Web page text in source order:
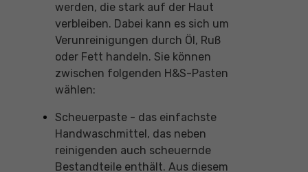
werden, die stark auf der Haut
verbleiben. Dabei kann es sich um
Verunreinigungen durch Öl, Ruß
oder Fett handeln. Sie können
zwischen folgenden H&S-Pasten
wählen:
Scheuerpaste - das einfachste
Handwaschmittel, das neben
reinigenden auch scheuernde
Bestandteile enthält. Aus diesem